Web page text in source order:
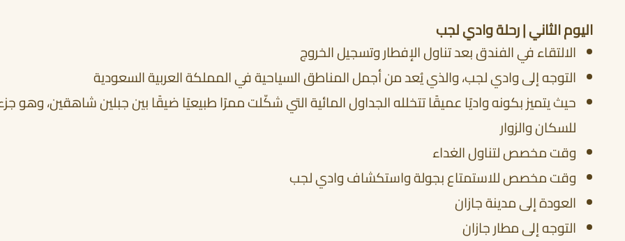
اليوم الثاني | رحلة وادي لجب
الالتقاء في الفندق بعد تناول الإفطار وتسجيل الخروج
التوجه إلى وادي لجب، والذي يُعد من أجمل المناطق السياحية في المملكة العربية السعودية
حيث يتميز بكونه واديًا عميقًا تتخلله الجداول المائية التي شكّلت ممرًا طبيعيًا ضيقًا بين جبلين شاهقين، وهو
للسكان والزوار
وقت مخصص لتناول الغداء
وقت مخصص للاستمتاع بجولة واستكشاف وادي لجب
العودة إلى مدينة جازان
التوجه إلى مطار جازان